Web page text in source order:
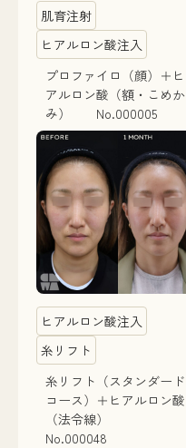
肌育注射
ヒアルロン酸注入
プロファイロ（顔）＋ヒ
アルロン酸（額・こめか
み） No.000005
ヒアルロン酸注入
糸リフト
糸リフト（スタンダード
コース）＋ヒアルロン酸
（法令線）
No.000048